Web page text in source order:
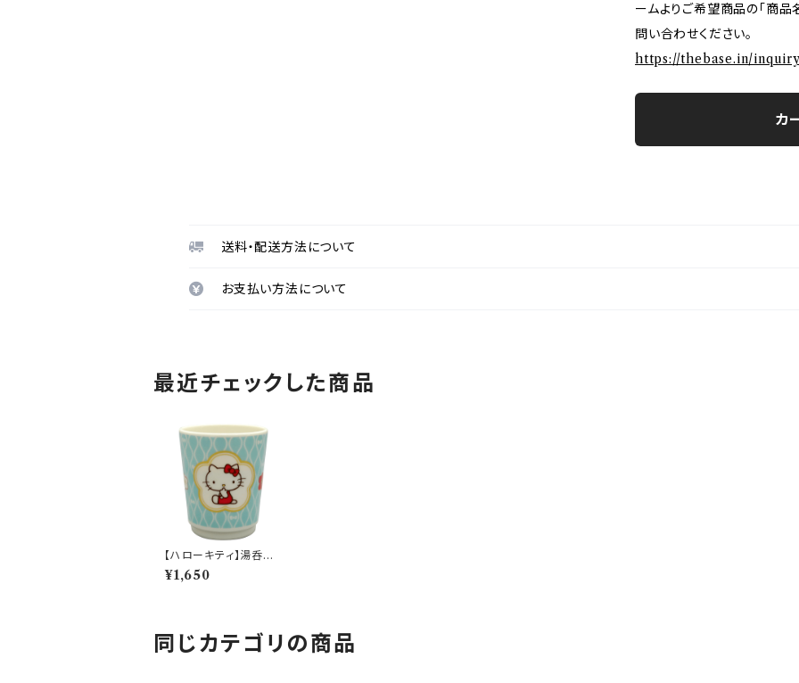
ームよりご希望商品の「商品
問い合わせください。
https://thebase.in/
カ
送料・配送方法について
お支払い方法について
最近チェックした商品
【ハローキティ】湯呑
(梅)【HK180】HK181-
327
¥1,650
同じカテゴリの商品